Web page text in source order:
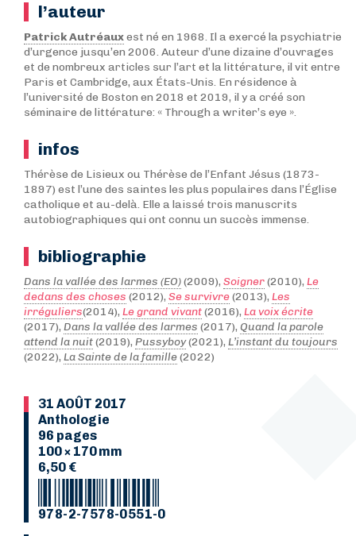
l’auteur
Patrick Autréauxest né en 1968. Il a exercé la psychiatrie
d’urgence jusqu’en 2006. Auteur d’une dizaine d’ouvrages
et de nombreux articles sur l’art et la littérature, il vit entre
Paris et Cambridge, aux États-Unis. En résidence à
l’université de Boston en 2018 et 2019, il y a créé son
séminaire de littérature: « Through a writer’s eye ».
infos
Thérèse de Lisieux ou Thérèse de l’Enfant Jésus (1873-
1897) est l’une des saintes les plus populaires dans l’Église
catholique et au-delà. Elle a laissé trois manuscrits
autobiographiques qui ont connu un succès immense.
bibliographie
Dans la vallée des larmes (EO)(2009), Soigner(2010), Le
dedans des choses (2012), Se survivre(2013), Les
irréguliers(2014), Le grand vivant(2016), La voix écrite
(2017), Dans la vallée des larmes (2017), Quand la parole
attend la nuit(2019), Pussyboy(2021), L’instant du toujours
(2022), La Sainte de la famille(2022)
31 AOÛT 2017
Anthologie
96 pages
100 × 170 mm
6,50 €
978-2-7578-0551-0